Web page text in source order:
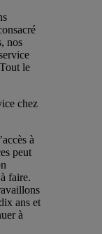
nos
le
chez
à
peut
faire.
ans et
à